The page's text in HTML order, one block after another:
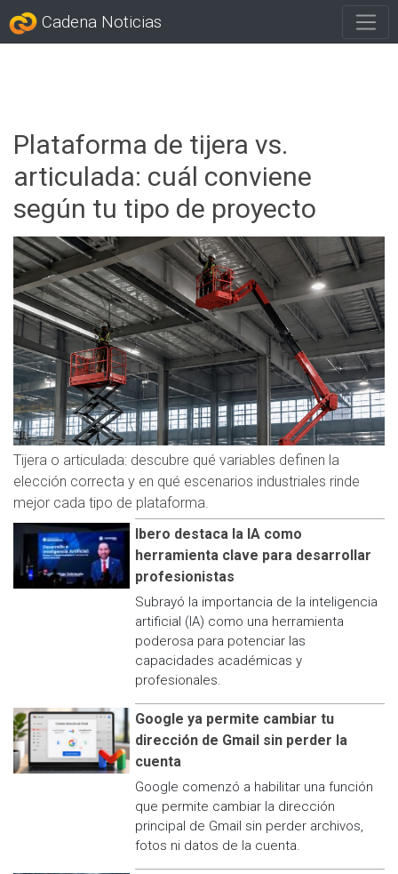
Cadena Noticias
Plataforma de tijera vs.
articulada: cuál conviene
según tu tipo de proyecto
Tijera o articulada: descubre qué variables definen la
elección correcta y en qué escenarios industriales rinde
mejor cada tipo de plataforma.
Ibero destaca la IA como
herramienta clave para desarrollar
profesionistas
Subrayó la importancia de la inteligencia
artificial (IA) como una herramienta
poderosa para potenciar las
capacidades académicas y
profesionales.
Google ya permite cambiar tu
dirección de Gmail sin perder la
cuenta
Google comenzó a habilitar una función
que permite cambiar la dirección
principal de Gmail sin perder archivos,
fotos ni datos de la cuenta.